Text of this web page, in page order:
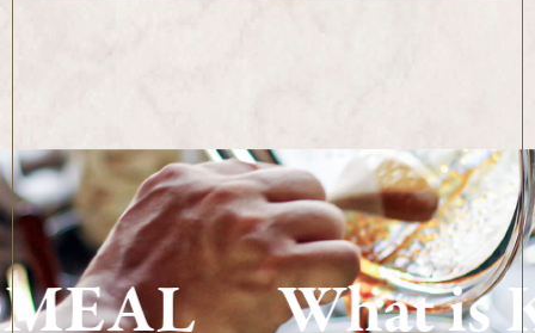
What is